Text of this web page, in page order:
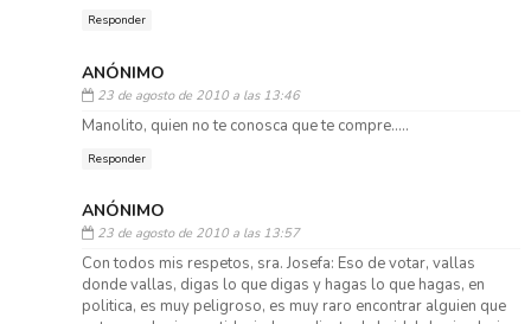
Responder
ANÓNIMO
23 de agosto de 2010 a las 13:46
Manolito, quien no te conosca que te compre.....
Responder
ANÓNIMO
23 de agosto de 2010 a las 13:57
Con todos mis respetos, sra. Josefa: Eso de votar, vallas
donde vallas, digas lo que digas y hagas lo que hagas, en
politica, es muy peligroso, es muy raro encontrar alguien que